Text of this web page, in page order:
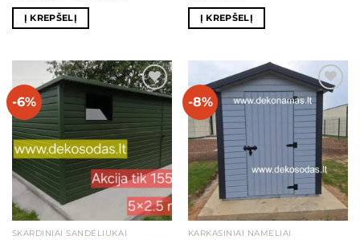
was:
€1.440,00.
Į KREPŠELĮ Į KREPŠELĮ
-6% Mėgstamiausias
SKARDINIAI SANDĖLIUKAI
-8% Mėgstamiausias
KARKASINIAI NAMELIAI